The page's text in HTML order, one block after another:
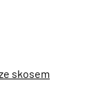
skosem